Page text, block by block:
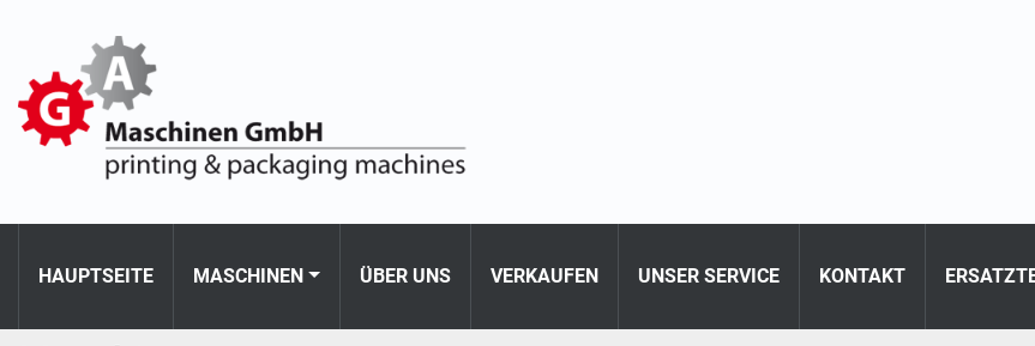
HAUPTSEITE MASCHINEN ÜBER UNS VERKAUFEN UNSER SERVICE KONTAKT